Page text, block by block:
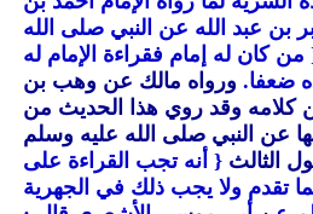
عبد الله عن النبي صلى الله
من كان له إمام فقراءة الإمام له
ضعفا. ورواه مالك عن وهب بن
كلامه وقد روي هذا الحديث من
عن النبي صلى الله عليه وسلم
الثالث { أنه تجب القراءة على
تقدم ولا يجب ذلك في الجهرية